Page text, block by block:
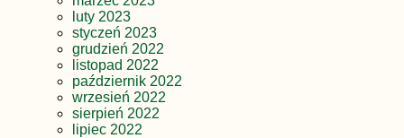
luty 2023
styczeń 2023
grudzień 2022
listopad 2022
październik 2022
wrzesień 2022
sierpień 2022
lipiec 2022